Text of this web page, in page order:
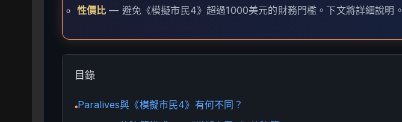
性價比 — 避免《模擬市民4》超過1000美元的財務門檻。下文將詳細說明。
目錄
●Paralives與《模擬市民4》有何不同？